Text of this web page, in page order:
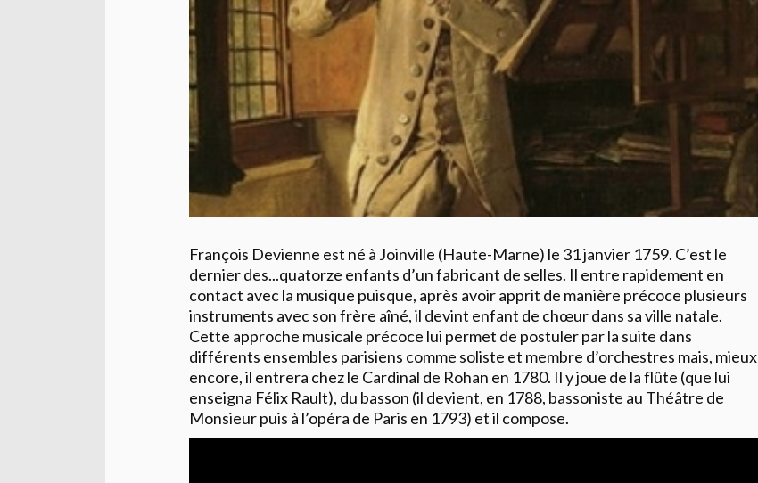
François Devienne est né à Joinville (Haute-Marne) le 31 janvier 1759. C’est le
dernier des...quatorze enfants d’un fabricant de selles. Il entre rapidement en
contact avec la musique puisque, après avoir apprit de manière précoce plusieurs
instruments avec son frère aîné, il devint enfant de chœur dans sa ville natale.
Cette approche musicale précoce lui permet de postuler par la suite dans
différents ensembles parisiens comme soliste et membre d’orchestres mais, mieux
encore, il entrera chez le Cardinal de Rohan en 1780. Il y joue de la flûte (que lui
enseigna Félix Rault), du basson (il devient, en 1788, bassoniste au Théâtre de
Monsieur puis à l’opéra de Paris en 1793) et il compose.